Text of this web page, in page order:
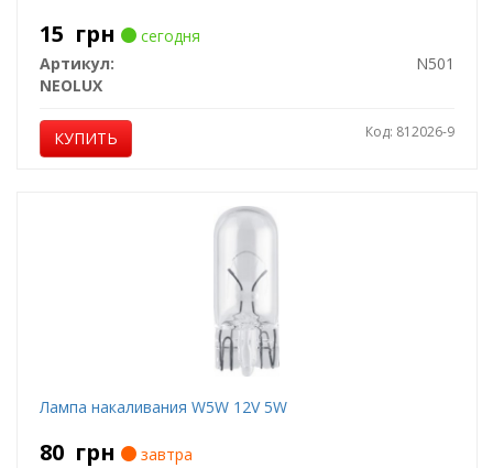
15 грн
сегодня
Артикул:
N501
NEOLUX
КУПИТЬ Код: 812026-9
Лампа накаливания W5W 12V 5W
80 грн
завтра